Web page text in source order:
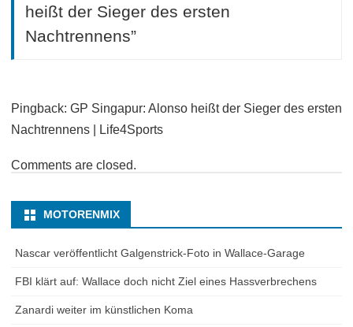
heißt der Sieger des ersten
Nachtrennens”
Pingback: GP Singapur: Alonso heißt der Sieger des ersten
Nachtrennens | Life4Sports
Comments are closed.
MOTORENMIX
Nascar veröffentlicht Galgenstrick-Foto in Wallace-Garage
FBI klärt auf: Wallace doch nicht Ziel eines Hassverbrechens
Zanardi weiter im künstlichen Koma